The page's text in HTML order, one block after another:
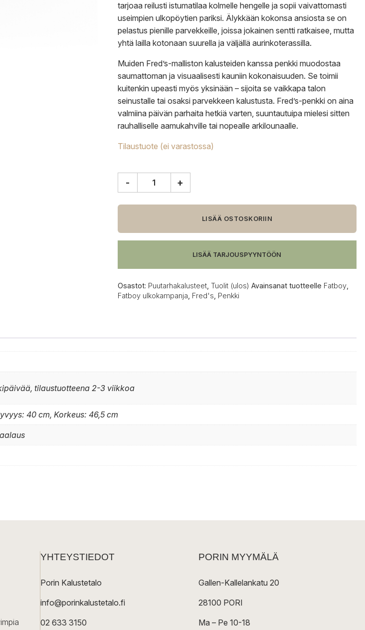
tarjoaa reilusti istumatilaa kolmelle hengelle ja sopii vaivattomasti
useimpien ulkopöytien pariksi. Älykkään kokonsa ansiosta se on
pelastus pienille parvekkeille, joissa jokainen sentti ratkaisee, mutta
yhtä lailla kotonaan suurella ja väljällä aurinkoterassilla.
Muiden Fred’s-malliston kalusteiden kanssa penkki muodostaa
saumattoman ja visuaalisesti kauniin kokonaisuuden. Se toimii
kuitenkin upeasti myös yksinään – sijoita se vaikkapa talon
seinustalle tai osaksi parvekkeen kalustusta. Fred’s-penkki on aina
valmiina päivän parhaita hetkiä varten, suuntautuipa mielesi sitten
rauhalliselle aamukahville tai nopealle arkilounaalle.
Tilaustuote (ei varastossa)
penkki,
määrä
- +
LISÄÄ OSTOSKORIIN
LISÄÄ TARJOUSPYYNTÖÖN
Osastot: Puutarhakalusteet, Tuolit (ulos) Avainsanat tuotteelle Fatboy,
Fatboy ulkokampanja Fred's Penkki
tilaustuotteena 2-3 viikkoa
40 cm, Korkeus: 46,5 cm
YHTEYSTIEDOT
Porin Kalustetalo
info@porinkalustetalo.fi
02 633 3150
PORIN MYYMÄLÄ
Gallen-Kallelankatu 20
28100 PORI
Ma – Pe 10-18